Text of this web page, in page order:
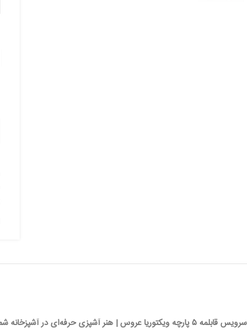
سرویس قابلمه ۵ پارچه ویکتوریا عروس | هنر آشپزی حرفه‌ای در آشپزخانه شما! 👩‍🍳✨